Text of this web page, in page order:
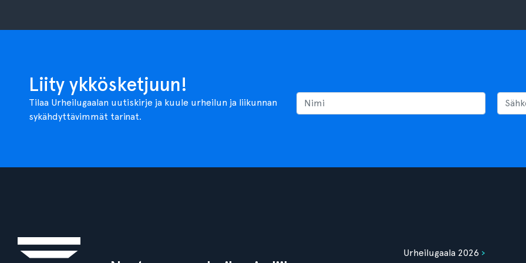
Liity ykkösketjuun!
Tilaa Urheilugaalan uutiskirje ja kuule urheilun ja liikunnan
sykähdyttävimmät tarinat.
Urheilugaala 2026